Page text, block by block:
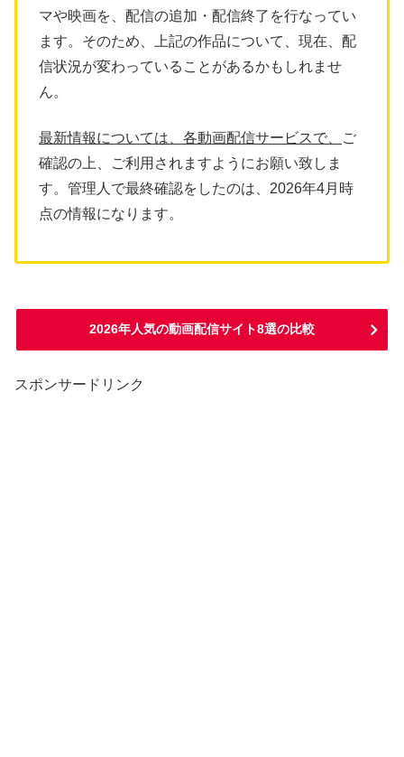
マや映画を、配信の追加・配信終了を行なってい
ます。そのため、上記の作品について、現在、配
信状況が変わっていることがあるかもしれませ
ん。
最新情報については、各動画配信サービスで、
ご
確認の上、ご利用されますようにお願い致しま
す。管理人で最終確認をしたのは、2026年4月時
点の情報になります。
2026年人気の動画配信サイト8選の比較
スポンサードリンク